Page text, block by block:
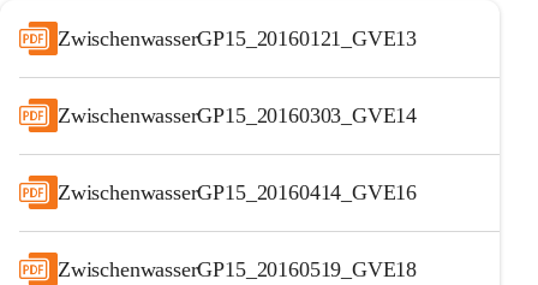
ZwischenwasserGP15_20160121_GVE13
ZwischenwasserGP15_20160303_GVE14
ZwischenwasserGP15_20160414_GVE16
ZwischenwasserGP15_20160519_GVE18